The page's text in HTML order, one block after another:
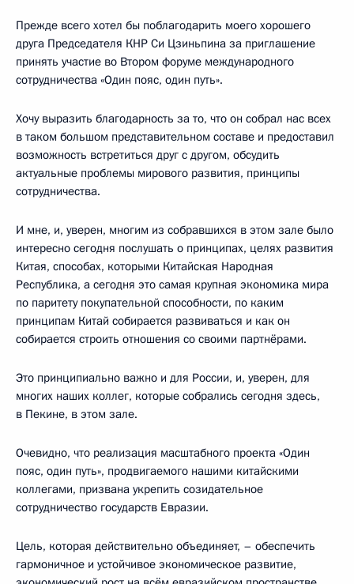
Прежде всего хотел бы поблагодарить моего хорошего
друга Председателя КНР Си Цзиньпина за приглашение
принять участие во Втором форуме международного
сотрудничества «Один пояс, один путь».
Хочу выразить благодарность за то, что он собрал нас всех
в таком большом представительном составе и предоставил
возможность встретиться друг с другом, обсудить
актуальные проблемы мирового развития, принципы
сотрудничества.
И мне, и, уверен, многим из собравшихся в этом зале было
интересно сегодня послушать о принципах, целях развития
Китая, способах, которыми Китайская Народная
Республика, а сегодня это самая крупная экономика мира
по паритету покупательной способности, по каким
принципам Китай собирается развиваться и как он
собирается строить отношения со своими партнёрами.
Это принципиально важно и для России, и, уверен, для
многих наших коллег, которые собрались сегодня здесь,
в Пекине, в этом зале.
Очевидно, что реализация масштабного проекта «Один
пояс, один путь», продвигаемого нашими китайскими
коллегами, призвана укрепить созидательное
сотрудничество государств Евразии.
Цель, которая действительно объединяет, – обеспечить
гармоничное и устойчивое экономическое развитие,